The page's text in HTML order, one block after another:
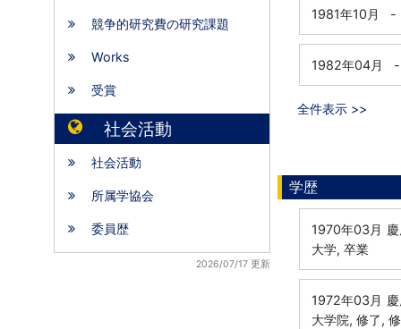
競争的研究費の研究課題
Works
受賞
社会活動
社会活動
所属学協会
委員歴
2026/07/17 更新
1981年10月 -
1982年04月 -
全件表示 >>
学歴
1970年03月
大学, 卒業
1972年03月
大学院, 修了,